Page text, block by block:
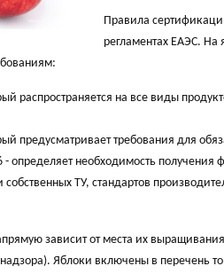
Правила
регламентах ЕАЭС.
распространяется на все виды
предусматривает требования для
необходимость получения
ТУ, стандартов
зависит от места их
Яблоки включены в